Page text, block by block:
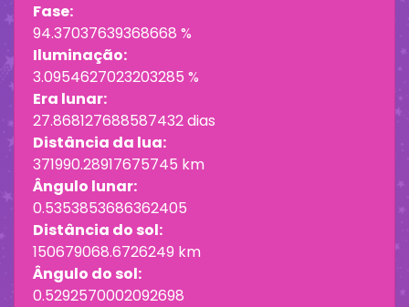
Fase:
94.37037639368668 %
Iluminação:
3.0954627023203285 %
Era lunar:
27.868127688587432 dias
Distância da lua:
371990.28917675745 km
Ângulo lunar:
0.5353853686362405
Distância do sol:
150679068.6726249 km
Ângulo do sol:
0.5292570002092698